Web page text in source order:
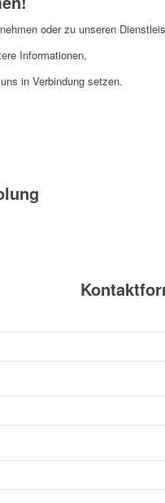
oder zu unseren
Informationen,
in Verbindung setzen.